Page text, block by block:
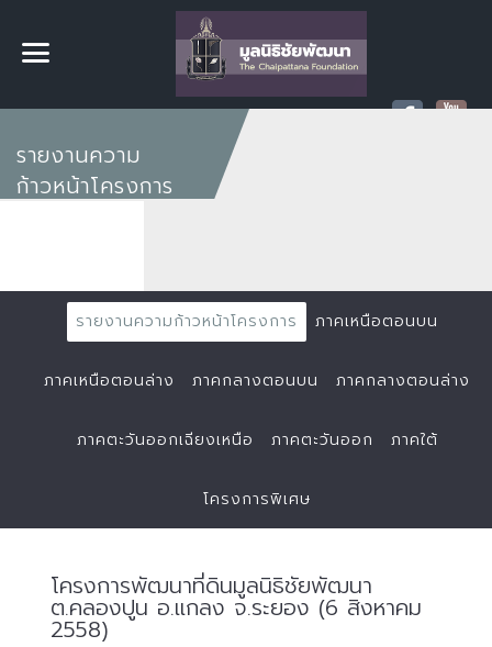
รายงานความ
ก้าวหน้าโครงการ
รายงานความก้าวหน้าโครงการ ภาคเหนือตอนบน
ภาคเหนือตอนล่าง ภาคกลางตอนบน ภาคกลางตอนล่าง
ภาคตะวันออกเฉียงเหนือ ภาคตะวันออก ภาคใต้
โครงการพิเศษ
โครงการพัฒนาที่ดินมูลนิธิชัยพัฒนา
ต.คลองปูน อ.แกลง จ.ระยอง (6 สิงหาคม
2558)